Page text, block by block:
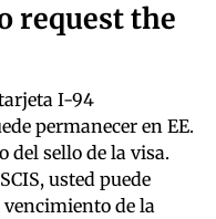
request the
I-94
permanecer en EE.
del sello de la visa.
usted puede
de la